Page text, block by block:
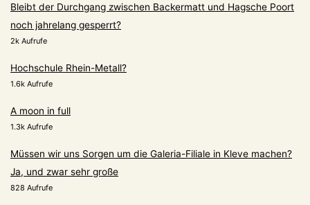
Bleibt der Durchgang zwischen Backermatt und Hagsche Poort
noch jahrelang gesperrt?
2k Aufrufe
Hochschule Rhein-Metall?
1.6k Aufrufe
A moon in full
1.3k Aufrufe
Müssen wir uns Sorgen um die Galeria-Filiale in Kleve machen?
Ja, und zwar sehr große
828 Aufrufe